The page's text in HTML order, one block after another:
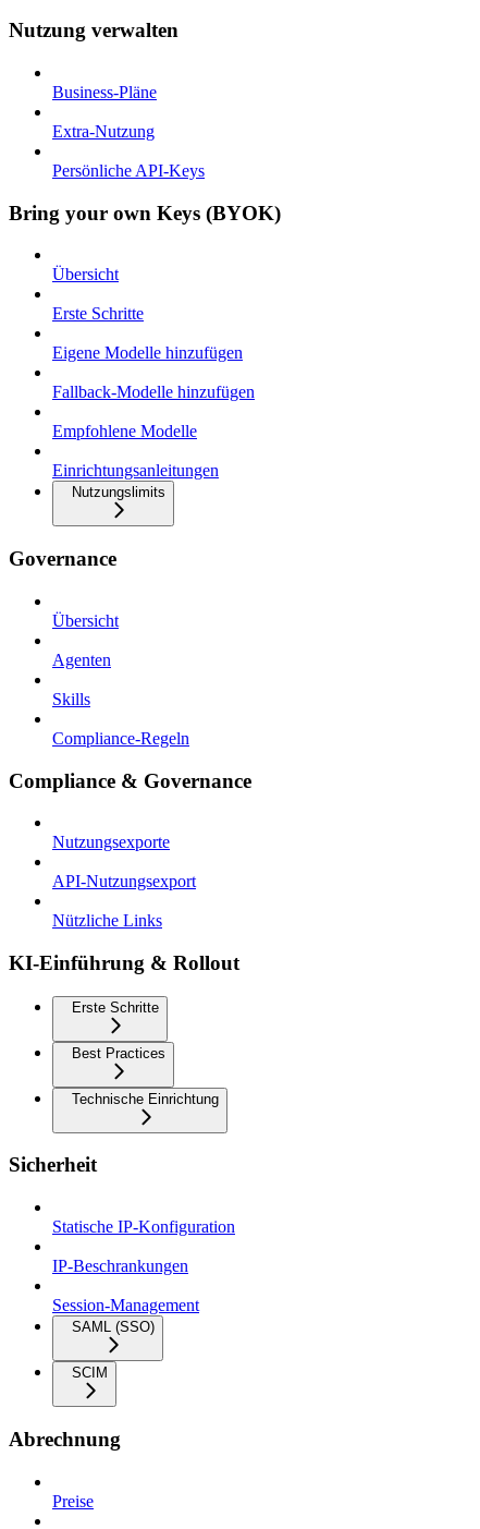
Nutzung verwalten
Business-Pläne
Extra-Nutzung
Persönliche API-Keys
Bring your own Keys (BYOK)
Übersicht
Erste Schritte
Eigene Modelle hinzufügen
Fallback-Modelle hinzufügen
Empfohlene Modelle
Einrichtungsanleitungen
Nutzungslimits
Governance
Übersicht
Agenten
Skills
Compliance-Regeln
Compliance & Governance
Nutzungsexporte
API-Nutzungsexport
Nützliche Links
KI-Einführung & Rollout
Erste Schritte
Best Practices
Technische Einrichtung
Sicherheit
Statische IP-Konfiguration
IP-Beschrankungen
Session-Management
SAML (SSO)
SCIM
Abrechnung
Preise